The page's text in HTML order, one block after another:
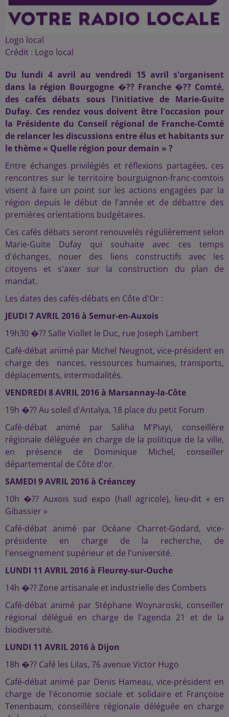
Logo local
Crédit : Logo local
Du lundi 4 avril au vendredi 15 avril s'organisent
dans la région Bourgogne �?? Franche �?? Comté,
des cafés débats sous l'initiative de Marie-Guite
Dufay. Ces rendez vous doivent être l'occasion pour
la Présidente du Conseil régional de Franche-Comté
de relancer les discussions entre élus et habitants sur
le thème « Quelle région pour demain » ?
Entre échanges privilégiés et réflexions partagées, ces
rencontres sur le territoire bourguignon-franc-comtois
visent à faire un point sur les actions engagées par la
région depuis le début de l'année et de débattre des
premières orientations budgétaires.
Ces cafés débats seront renouvelés régulièrement selon
Marie-Guite Dufay qui souhaite avec ces temps
d'échanges, nouer des liens constructifs avec les
citoyens et s'axer sur la construction du plan de
mandat.
Les dates des cafés-débats en Côte d'Or :
JEUDI 7 AVRIL 2016 à Semur-en-Auxois
19h30 �?? Salle Viollet le Duc, rue Joseph Lambert
Café-débat animé par Michel Neugnot, vice-président en
charge des nances, ressources humaines, transports,
déplacements, intermodalités.
VENDREDI 8 AVRIL 2016 à Marsannay-la-Côte
19h �?? Au soleil d'Antalya, 18 place du petit Forum
Café-débat animé par Saliha M'Piayi, conseillère
régionale déléguée en charge de la politique de la ville,
en présence de Dominique Michel, conseiller
départemental de Côte d'or.
SAMEDI 9 AVRIL 2016 à Créancey
10h �?? Auxois sud expo (hall agricole), lieu-dit « en
Gibassier »
Café-débat animé par Océane Charret-Godard, vice-
présidente en charge de la recherche, de
l'enseignement supérieur et de l'université.
LUNDI 11 AVRIL 2016 à Fleurey-sur-Ouche
14h �?? Zone artisanale et industrielle des Combets
Café-débat animé par Stéphane Woynaroski, conseiller
régional délégué en charge de l'agenda 21 et de la
biodiversité.
LUNDI 11 AVRIL 2016 à Dijon
18h �?? Café les Lilas, 76 avenue Victor Hugo
Café-débat animé par Denis Hameau, vice-président en
charge de l'économie sociale et solidaire et Françoise
Tenenbaum, conseillère régionale déléguée en charge